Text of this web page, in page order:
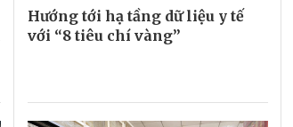
Hướng tới hạ tầng dữ liệu y tế
với “8 tiêu chí vàng”